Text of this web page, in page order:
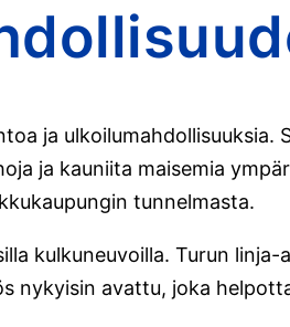
ja
ja kauniita maisemia
tunnelmasta.
kulkuneuvoilla. Turun
nykyisin avattu, joka